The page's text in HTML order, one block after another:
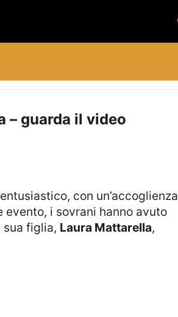
– guarda il video
con un’accoglienza
i sovrani hanno avuto
sua figlia, Laura Mattarella,